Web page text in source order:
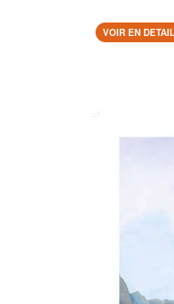
VOIR EN